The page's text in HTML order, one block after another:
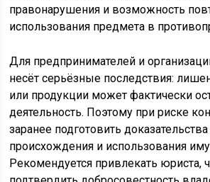
правонарушения и возможность
использования предмета в
Для предпринимателей и
несёт серьёзные последствия:
или продукции может фактически
деятельность. Поэтому при риске
заранее подготовить
происхождения и использования
Рекомендуется привлекать юриста,